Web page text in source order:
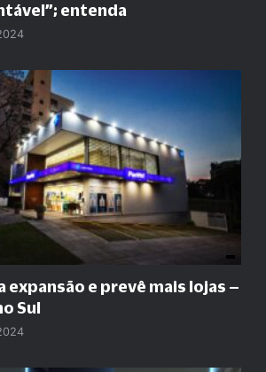
”; entenda
expansão e prevê mais lojas –
Sul